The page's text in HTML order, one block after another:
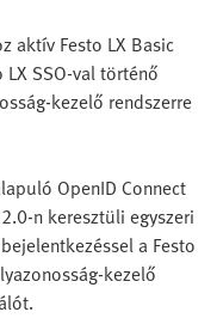
aktív Festo LX Basic
SSO-val történő
kezelő rendszerre
OpenID Connect
n keresztüli egyszeri
a Festo
kezelő